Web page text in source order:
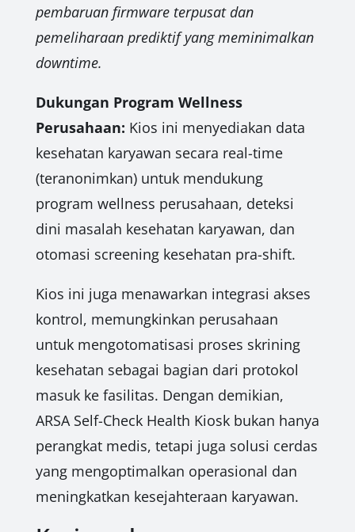
pembaruan firmware terpusat dan
pemeliharaan prediktif yang meminimalkan
downtime.
Dukungan Program Wellness
Perusahaan: Kios ini menyediakan data
kesehatan karyawan secara real-time
(teranonimkan) untuk mendukung
program wellness perusahaan, deteksi
dini masalah kesehatan karyawan, dan
otomasi screening kesehatan pra-shift.
Kios ini juga menawarkan integrasi akses
kontrol, memungkinkan perusahaan
untuk mengotomatisasi proses skrining
kesehatan sebagai bagian dari protokol
masuk ke fasilitas. Dengan demikian,
ARSA Self-Check Health Kiosk bukan hanya
perangkat medis, tetapi juga solusi cerdas
yang mengoptimalkan operasional dan
meningkatkan kesejahteraan karyawan.